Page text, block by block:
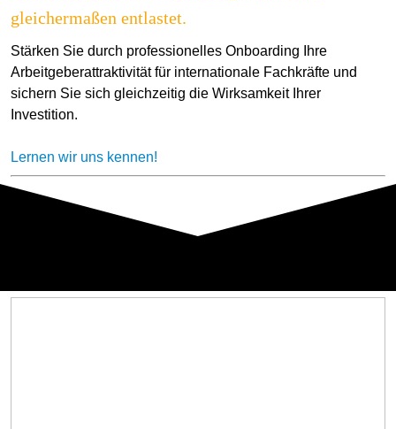
gleichermaßen entlastet.
Stärken Sie durch professionelles Onboarding Ihre
Arbeitgeberattraktivität für internationale Fachkräfte und
sichern Sie sich gleichzeitig die Wirksamkeit Ihrer
Investition.
Lernen wir uns kennen!